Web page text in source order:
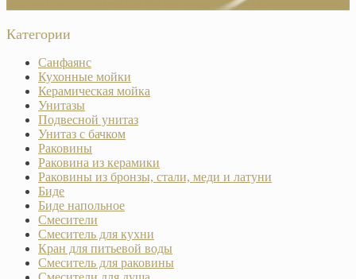
Категории
Санфаянс
Кухонные мойки
Керамическая мойка
Унитазы
Подвесной унитаз
Унитаз с бачком
Раковины
Раковина из керамики
Раковины из бронзы, стали, меди и латуни
Биде
Биде напольное
Смесители
Смеситель для кухни
Кран для питьевой воды
Смеситель для раковины